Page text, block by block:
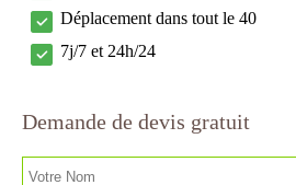
Déplacement dans tout le 40
7j/7 et 24h/24
Demande de devis gratuit